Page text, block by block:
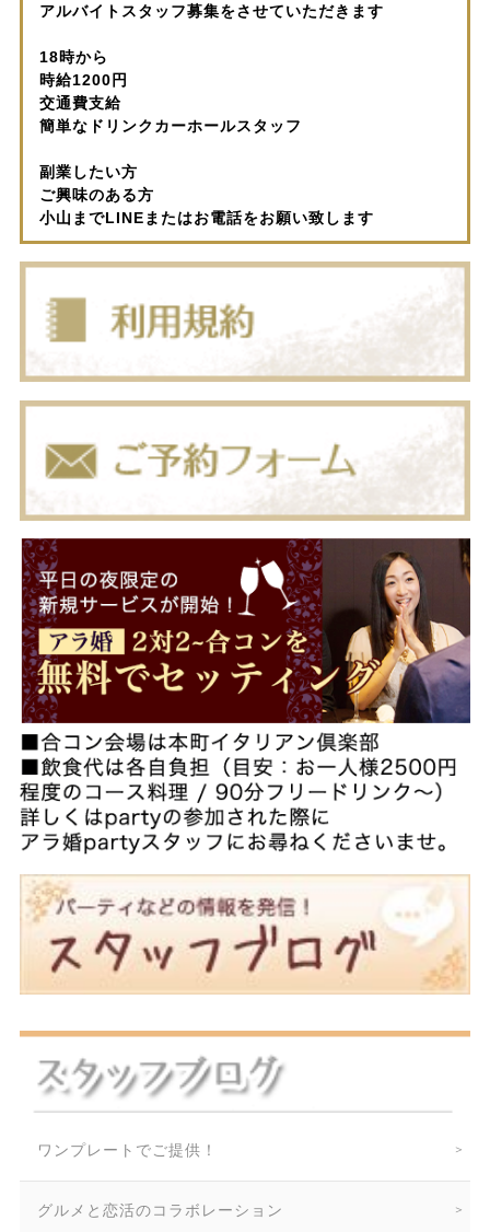
アルバイトスタッフ募集をさせていただきます
18時から
時給1200円
交通費支給
簡単なドリンクカーホールスタッフ
副業したい方
ご興味のある方
小山までLINEまたはお電話をお願い致します
ワンプレートでご提供！
グルメと恋活のコラボレーション